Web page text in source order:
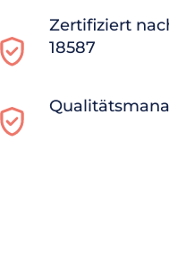
Zertifiziert
18587